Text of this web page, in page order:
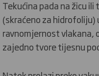
Tekućina pada na žicu
(skraćeno za hidrofoliju)
ravnomjernost vlakana,
zajedno tvore tijesnu